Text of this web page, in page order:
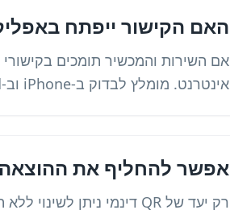
האם הקישור ייפתח
אם השירות והמכשיר תומכים
אינטרנט. מומלץ לבדוק ב-iPhone וב-Android.
אפשר להחליף את ההוצאה
רק יעד של QR דינמי ניתן לשינוי ללא הדפסה מחדש. קוד סטטי ימשיך לפתוח את הכתובת המקורית.